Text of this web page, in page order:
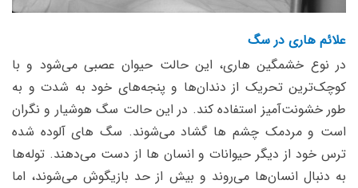
علائم هاری در سگ
در نوع خشمگین هاری، این حالت حیوان عصبی می‌شود و با
کوچک‌ترین تحریک از دندان‌ها و پنجه‌های خود به شدت و به
طور خشونت‌آمیز استفاده کند. در این حالت سگ هوشیار و نگران
است و مردمک‌ چشم ها گشاد می‌شوند. سگ های آلوده شده
ترس خود از دیگر حیوانات و انسان ها از دست می‌دهند. توله‌ها
به دنبال انسان‌ها می‌روند و بیش از حد بازیگوش می‌شوند، اما